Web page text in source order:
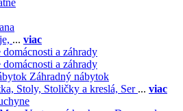
... viac
a záhrady
a záhrady
Záhradný nábytok
Stoly, Stoličky a kreslá, Ser ... viac